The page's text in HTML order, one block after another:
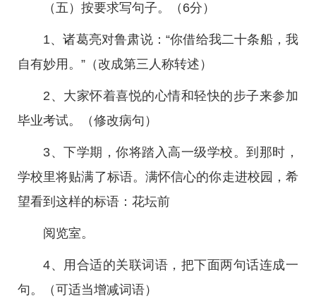
（五）按要求写句子。（6分）
1、诸葛亮对鲁肃说：“你借给我二十条船，我
自有妙用。”（改成第三人称转述）
2、大家怀着喜悦的心情和轻快的步子来参加
毕业考试。（修改病句）
3、下学期，你将踏入高一级学校。到那时，
学校里将贴满了标语。满怀信心的你走进校园，希
望看到这样的标语：花坛前
阅览室。
4、用合适的关联词语，把下面两句话连成一
句。（可适当增减词语）